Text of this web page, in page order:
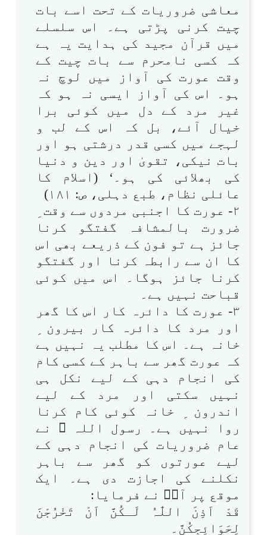
معاشی ضروریات کے تحت اسے بات
چیت کرنی پڑتی ہے۔ اس سلسلے
میں قرآن مجید کی ہدایت یہ ہے
کہ کسی نامحرم سے بات چیت کے
وقت عورت کی آواز میں لوچ نہ
ہو۔ اس کی آواز ایسی نہ ہو کہ
غیر مرد کے دل میں کوئی برا
خیال آئے، بل کہ اس کے لب و
لہجے میں کسی قدر درشتی ہو اور
بات نیکی، تقویٰ اور دین و دنیا
کی بھلائی کی ہو۔‘ (اسلام کا
عائلی نظام، طبع دہلی، ص: ۱۸۱)
۲- عورت کا اجنبی مردوں سے وقت ِ
ضرورت بالمشافہ گفتگو کرنا
جائز ہے تو فون کے ذریعے بھی اس
کا ان سے رابطہ کرنا اور گفتگو
کرنا جائز ہوگا۔ اس میں کوئی
قباحت نہیں ہے۔
۳- عورت کا دائرہ کار اس کا گھر
اور مرد کا دائرہ کار بیرون ِ
خانہ ہے۔ اس کا مطلب یہ نہیں ہے
کہ عورت گھر سے باہر کے کسی کام
کی انجام دہی کے لیے نکل ہی
نہیں سکتی اور مرد کے لیے
اندرون ِ خانہ کوئی کام کرنا
روا نہیں ہے۔ رسول اللہ ﷺ نے
عام ضروریات کی انجام دہی کے
لیے عورتوں کو گھر سے باہر
نکلنے کی اجازت دی ہے۔ ایک
موقع پر آپؐ نے فرمایا:
قَدْ اَذِنَ اللّٰہُ لَـکُنَّ اَنْ تَخْرُجْنَ
لِحَوَائِجِکُنَّ۔